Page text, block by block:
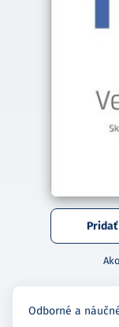
Odborné a